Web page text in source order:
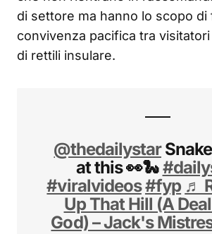
di settore ma hanno lo scopo di
convivenza pacifica tra
di rettili insulare.
@thedailystar
at this 👀🐍
#viralvideos#fyp ♬
Up That Hill (A
God) – Jack's